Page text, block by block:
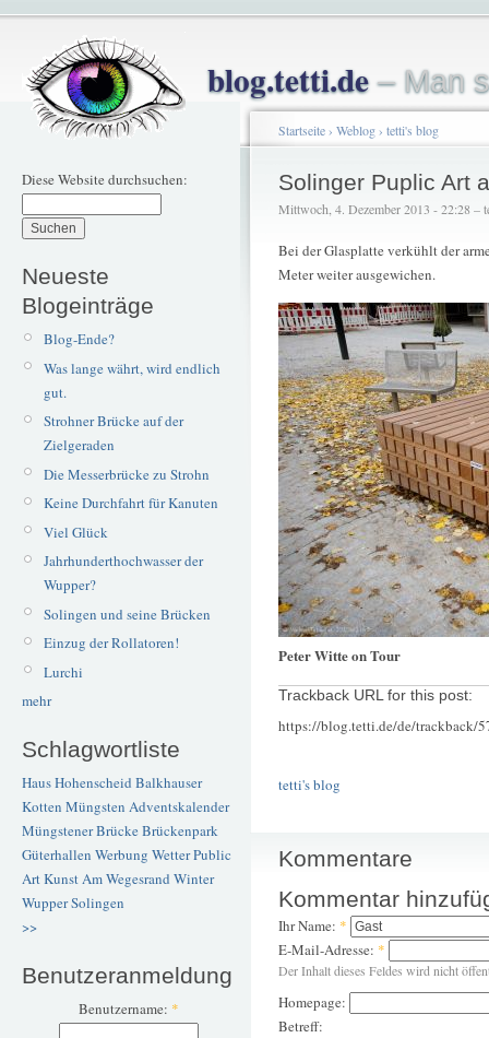
blog.tetti.de– Man
Diese Website durchsuchen:
Neueste
Blogeinträge
Blog-Ende?
Was lange währt, wird endlich
gut.
Strohner Brücke auf der
Zielgeraden
Die Messerbrücke zu Strohn
Keine Durchfahrt für Kanuten
Viel Glück
Jahrhunderthochwasser der
Wupper?
Solingen und seine Brücken
Einzug der Rollatoren!
Lurchi
mehr
Schlagwortliste
Haus Hohenscheid Balkhauser
Kotten Müngsten Adventskalender
Müngstener BrückeBrückenpark
Güterhallen Werbung WetterPublic
ArtKunstAm Wegesrand Winter
WupperSolingen
>>
Benutzeranmeldung
Benutzername: *
Startseite› Weblog› tetti's blog
Solinger Puplic Art
Mittwoch, 4. Dezember 2013 - 22:28 –
Bei der Glasplatte verkühlt der
Meter weiter ausgewichen.
Peter Witte on Tour
Trackback URL for this post:
https://blog.tetti.de/de/trackback/
tetti's blog
Kommentare
Kommentar
Ihr Name: *
E-Mail-Adresse: *
Der Inhalt dieses Feldes wird nicht
Homepage:
Betreff: